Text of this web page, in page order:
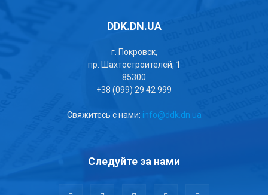
DDK.DN.UA
г. Покровск,
пр. Шахтостроителей, 1
85300
+38 (099) 29 42 999
Свяжитесь с нами: info@ddk.dn.ua
Следуйте за нами